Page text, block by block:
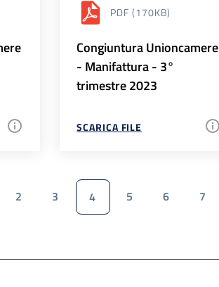
PDF (170KB)
Congiuntura Unioncamere
- Manifattura - 3°
trimestre 2023
SCARICA FILE
2 3 4 5 6 7